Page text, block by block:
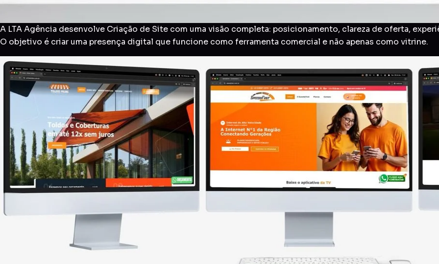
A LTA Agência desenvolve Criação de Site com uma visão completa: posicionamento, clareza de oferta,
O objetivo é criar uma presença digital que funcione como ferramenta comercial e não apenas como vitrine.